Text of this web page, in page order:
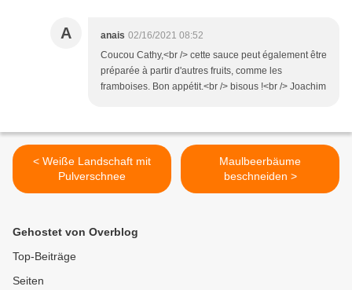
A anais 02/16/2021 08:52
Coucou Cathy,<br /> cette sauce peut également être
préparée à partir d'autres fruits, comme les
framboises. Bon appétit.<br /> bisous !<br /> Joachim
< Weiße Landschaft mit
Pulverschnee
Maulbeerbäume
beschneiden >
Gehostet von Overblog
Top-Beiträge
Seiten